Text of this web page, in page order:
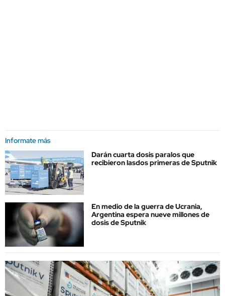
Informate más
Darán cuarta dosis paralos que
recibieron lasdos primeras de Sputnik
En medio de la guerra de Ucrania,
Argentina espera nueve millones de
dosis de Sputnik